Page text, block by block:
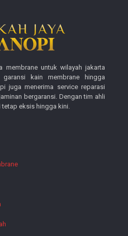
membrane untuk wilayah jakarta
kain membrane hingga
juga menerima service reparasi
bergaransi. Dengan tim ahli
eksis hingga kini.